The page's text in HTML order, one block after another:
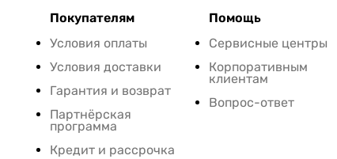
Покупателям
Условия оплаты
Условия доставки
Гарантия и возврат
Партнёрская
программа
Кредит и рассрочка
Помощь
Сервисные центры
Корпоративным
клиентам
Вопрос-ответ